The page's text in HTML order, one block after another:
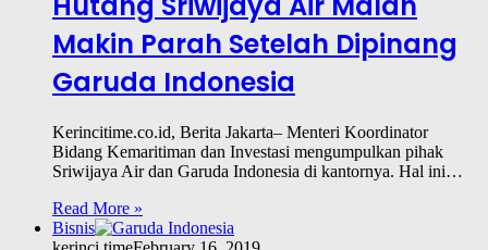
Makin Parah Setelah Dipinang
Garuda Indonesia
Kerincitime.co.id, Berita Jakarta– Menteri Koordinator
Bidang Kemaritiman dan Investasi mengumpulkan pihak
Sriwijaya Air dan Garuda Indonesia di kantornya. Hal ini…
Read More »
Bisnis